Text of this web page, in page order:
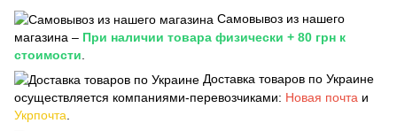
Самовывоз из нашего
магазина – При наличии товара физически + 80 грн к
стоимости
Доставка товаров по Украине
осуществляется компаниями-перевозчиками: Новая почта и
Укрпочта